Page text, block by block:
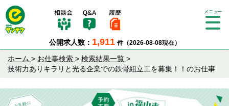
公開求人数： 1,911 件（2026-08-08現在）
Tog
ion
ホーム > お仕事検索 > 検索結果一覧 >
技術力ありキラリと光る企業での鉄骨組立工を募集！！のお仕事